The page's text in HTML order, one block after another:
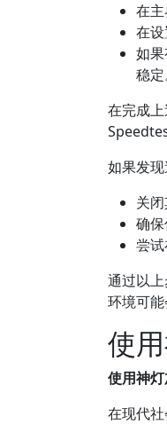
在
在
如
稳定
在完成
如果发
关
确
尝
通过以
环境可
使
使用神
在现代